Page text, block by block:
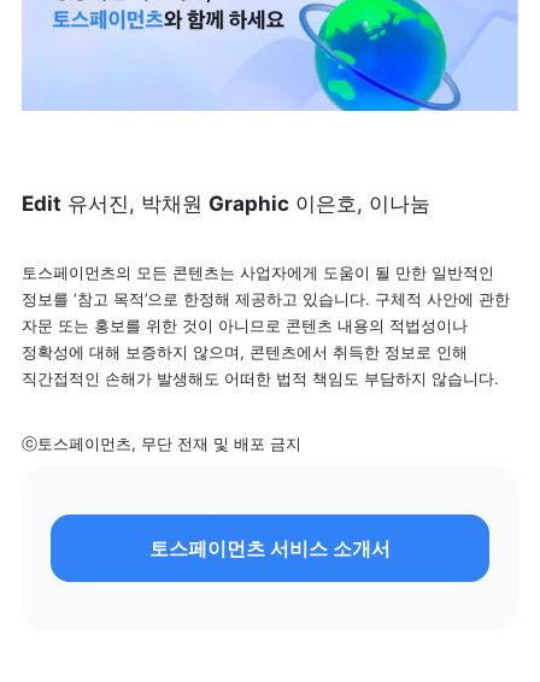
Edit 유서진, 박채원 Graphic 이은호, 이나눔
토스페이먼츠의 모든 콘텐츠는 사업자에게 도움이 될 만한 일반적인
정보를 ‘참고 목적’으로 한정해 제공하고 있습니다. 구체적 사안에 관한
자문 또는 홍보를 위한 것이 아니므로 콘텐츠 내용의 적법성이나
정확성에 대해 보증하지 않으며, 콘텐츠에서 취득한 정보로 인해
직간접적인 손해가 발생해도 어떠한 법적 책임도 부담하지 않습니다.
ⓒ토스페이먼츠, 무단 전재 및 배포 금지
토스페이먼츠 서비스 소개서